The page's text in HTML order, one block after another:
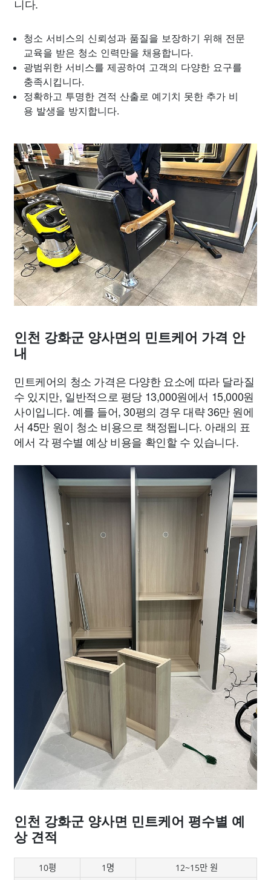
니다.
청소 서비스의 신뢰성과 품질을 보장하기 위해 전문
교육을 받은 청소 인력만을 채용합니다.
광범위한 서비스를 제공하여 고객의 다양한 요구를
충족시킵니다.
정확하고 투명한 견적 산출로 예기치 못한 추가 비
용 발생을 방지합니다.
인천 강화군 양사면의 민트케어 가격 안
내
민트케어의 청소 가격은 다양한 요소에 따라 달라질
수 있지만, 일반적으로 평당 13,000원에서 15,000원
사이입니다. 예를 들어, 30평의 경우 대략 36만 원에
서 45만 원이 청소 비용으로 책정됩니다. 아래의 표
에서 각 평수별 예상 비용을 확인할 수 있습니다.
인천 강화군 양사면 민트케어 평수별 예
상 견적
10평 1명
12~15만 원